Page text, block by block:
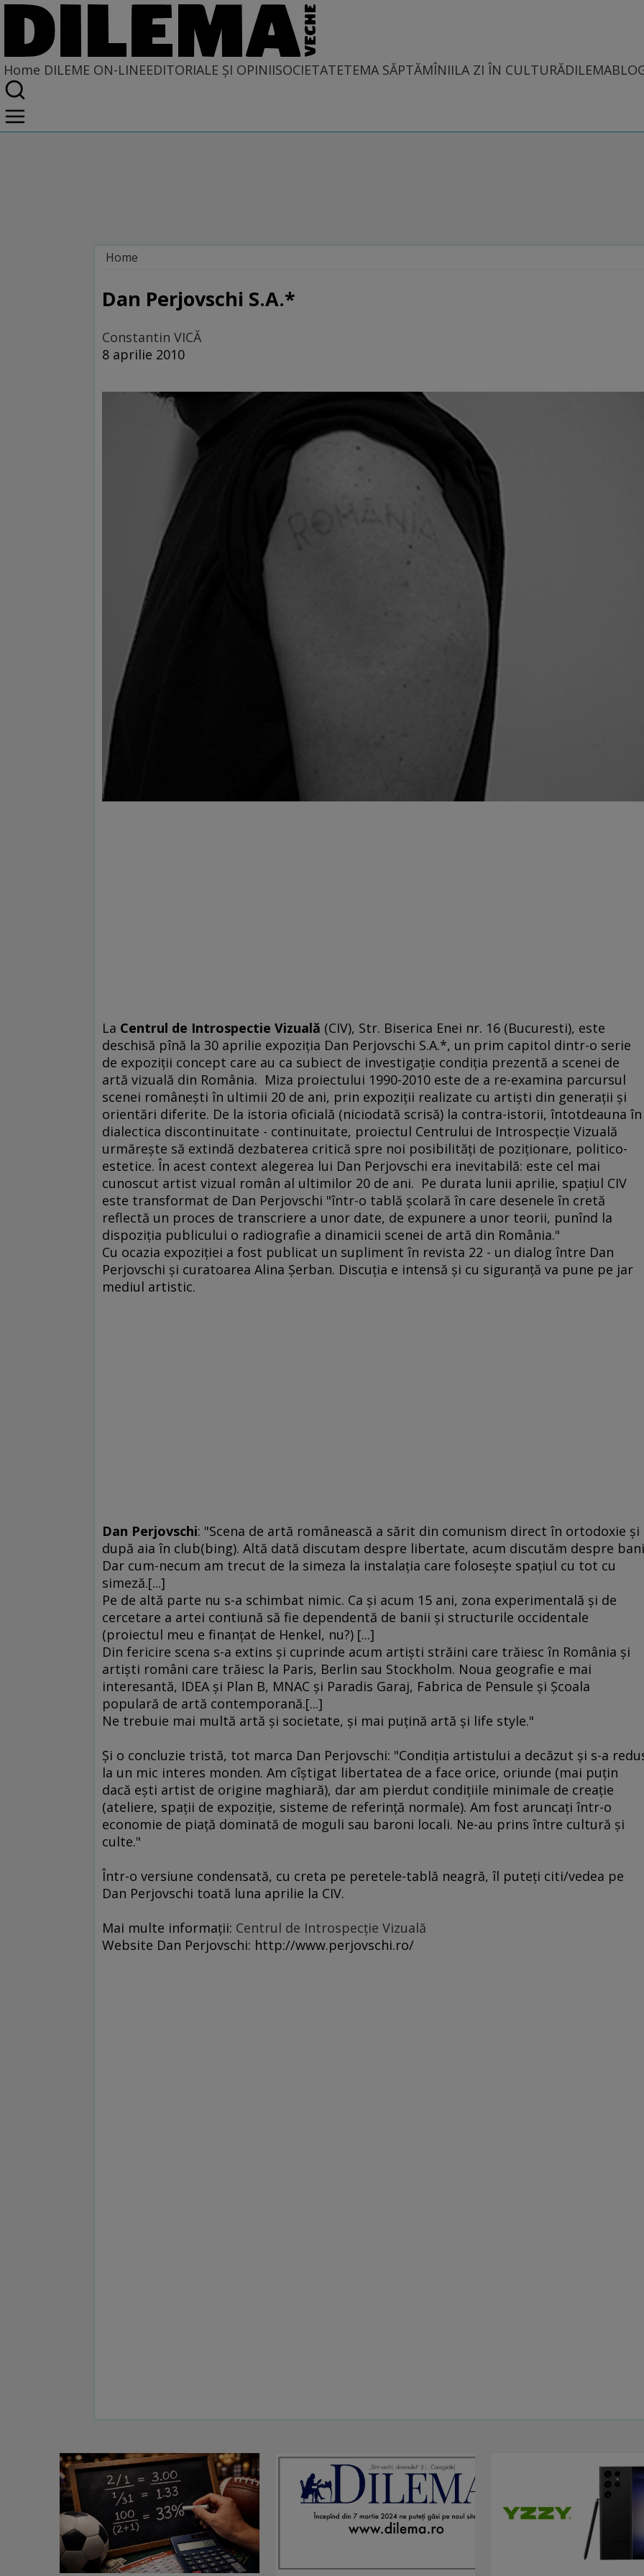
Home DILEME ON-LINEEDITORIALE ȘI OPINIISOCIETATETEMA SĂPTĂMÎNIILA ZI ÎN CULTURĂ
Home
Dan Perjovschi S.A.*
Constantin VICĂ
8 aprilie 2010
La Centrul de Introspectie Vizuală (CIV), Str. Biserica Enei nr. 16 (Bucuresti), este
deschisă pînă la 30 aprilie expoziţia Dan Perjovschi S.A.*, un prim capitol dintr-o serie
de expoziţii concept care au ca subiect de investigaţie condiţia prezentă a scenei de
artă vizuală din România. Miza proiectului 1990-2010 este de a re-examina parcursul
scenei româneşti în ultimii 20 de ani, prin expoziţii realizate cu artişti din generaţii şi
orientări diferite. De la istoria oficială (niciodată scrisă) la contra-istorii, întotdeauna în
dialectica discontinuitate - continuitate, proiectul Centrului de Introspecţie Vizuală
urmăreşte să extindă dezbaterea critică spre noi posibilităţi de poziţionare, politico-
estetice. În acest context alegerea lui Dan Perjovschi era inevitabilă: este cel mai
cunoscut artist vizual român al ultimilor 20 de ani. Pe durata lunii aprilie, spaţiul CIV
este transformat de Dan Perjovschi "într-o tablă şcolară în care desenele în cretă
reflectă un proces de transcriere a unor date, de expunere a unor teorii, punînd la
dispoziţia publicului o radiografie a dinamicii scenei de artă din România."
Cu ocazia expoziţiei a fost publicat un supliment în revista 22 - un dialog între Dan
Perjovschi şi curatoarea Alina Şerban. Discuţia e intensă şi cu siguranţă va pune pe jar
mediul artistic.
Dan Perjovschi: "Scena de artă românească a sărit din comunism direct în ortodoxie şi
după aia în club(bing). Altă dată discutam despre libertate, acum discutăm despre
Dar cum-necum am trecut de la simeza la instalaţia care foloseşte spaţiul cu tot cu
simeză.[...]
Pe de altă parte nu s-a schimbat nimic. Ca şi acum 15 ani, zona experimentală şi de
cercetare a artei contiună să fie dependentă de banii şi structurile occidentale
(proiectul meu e finanţat de Henkel, nu?) [...]
Din fericire scena s-a extins şi cuprinde acum artişti străini care trăiesc în România şi
artişti români care trăiesc la Paris, Berlin sau Stockholm. Noua geografie e mai
interesantă, IDEA şi Plan B, MNAC şi Paradis Garaj, Fabrica de Pensule şi Şcoala
populară de artă contemporană.[...]
Ne trebuie mai multă artă şi societate, şi mai puţină artă şi life style."
Şi o concluzie tristă, tot marca Dan Perjovschi: "Condiţia artistului a decăzut şi s-a
la un mic interes monden. Am cîştigat libertatea de a face orice, oriunde (mai puţin
dacă eşti artist de origine maghiară), dar am pierdut condiţiile minimale de creaţie
(ateliere, spaţii de expoziţie, sisteme de referinţă normale). Am fost aruncaţi într-o
economie de piaţă dominată de moguli sau baroni locali. Ne-au prins între cultură şi
culte."
Într-o versiune condensată, cu creta pe peretele-tablă neagră, îl puteţi citi/vedea pe
Dan Perjovschi toată luna aprilie la CIV.
Mai multe informaţii: Centrul de Introspecție Vizuală
Website Dan Perjovschi: http://www.perjovschi.ro/